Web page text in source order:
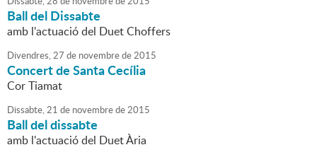
Ball del Dissabte
amb l'actuació del Duet Choffers
Divendres,27 de novembrede2015
Concert de Santa Cecília
Cor Tiamat
Dissabte,21 de novembrede2015
Ball del dissabte
amb l'actuació del Duet Ària